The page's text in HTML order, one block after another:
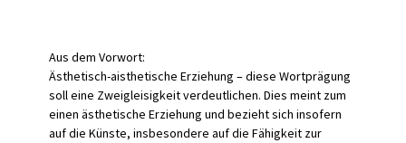
Aus dem Vorwort:
Ästhetisch-aisthetische Erziehung – diese Wortprägung
soll eine Zweigleisigkeit verdeutlichen. Dies meint zum
einen ästhetische Erziehung und bezieht sich insofern
auf die Künste, insbesondere auf die Fähigkeit zur